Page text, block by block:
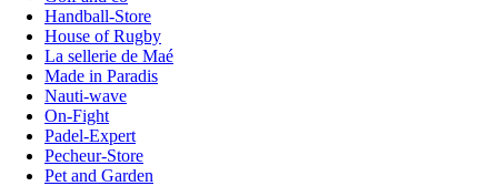
Handball-Store
House of Rugby
La sellerie de Maé
Made in Paradis
Nauti-wave
On-Fight
Padel-Expert
Pecheur-Store
Pet and Garden